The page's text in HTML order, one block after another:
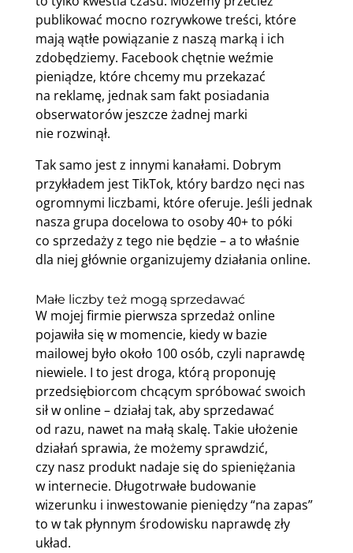
publikować mocno rozrywkowe treści, które
mają wątłe powiązanie z naszą marką i ich
zdobędziemy. Facebook chętnie weźmie
pieniądze, które chcemy mu przekazać
na reklamę, jednak sam fakt posiadania
obserwatorów jeszcze żadnej marki
nie rozwinął.
Tak samo jest z innymi kanałami. Dobrym
przykładem jest TikTok, który bardzo nęci nas
ogromnymi liczbami, które oferuje. Jeśli jednak
nasza grupa docelowa to osoby 40+ to póki
co sprzedaży z tego nie będzie – a to właśnie
dla niej głównie organizujemy działania online.
Małe liczby też mogą sprzedawać
W mojej firmie pierwsza sprzedaż online
pojawiła się w momencie, kiedy w bazie
mailowej było około 100 osób, czyli naprawdę
niewiele. I to jest droga, którą proponuję
przedsiębiorcom chcącym spróbować swoich
sił w online – działaj tak, aby sprzedawać
od razu, nawet na małą skalę. Takie ułożenie
działań sprawia, że możemy sprawdzić,
czy nasz produkt nadaje się do spieniężania
w internecie. Długotrwałe budowanie
wizerunku i inwestowanie pieniędzy “na zapas”
to w tak płynnym środowisku naprawdę zły
układ.